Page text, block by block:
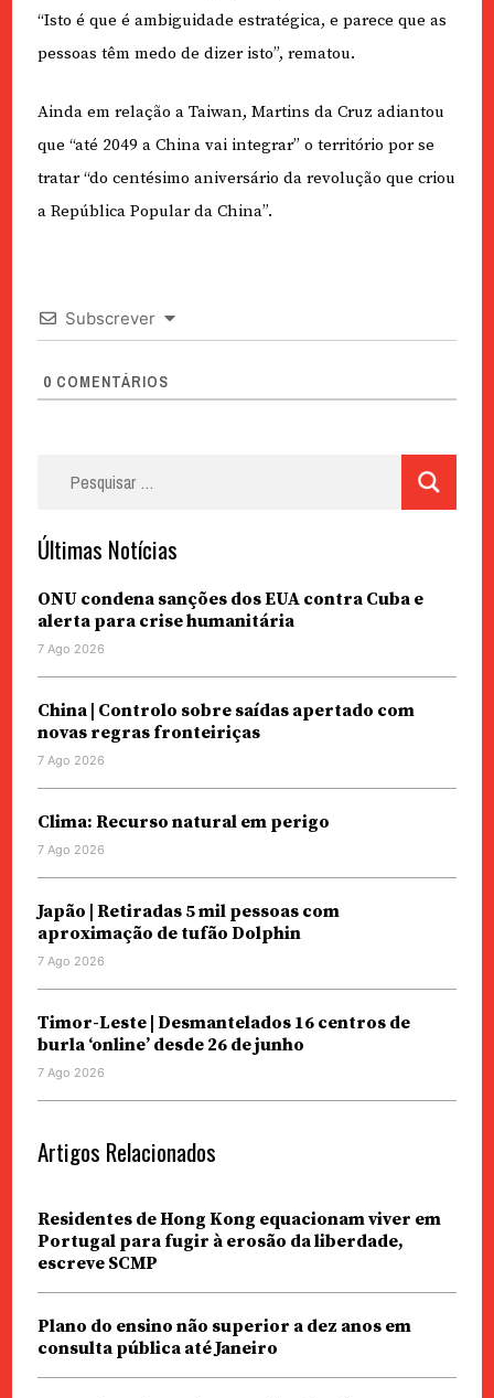
“Isto é que é ambiguidade estratégica, e parece que as
pessoas têm medo de dizer isto”, rematou.
Ainda em relação a Taiwan, Martins da Cruz adiantou
que “até 2049 a China vai integrar” o território por se
tratar “do centésimo aniversário da revolução que criou
a República Popular da China”.
Subscrever
0 COMENTÁRIOS
Últimas Notícias
ONU condena sanções dos EUA contra Cuba e
alerta para crise humanitária
7 Ago 2026
China | Controlo sobre saídas apertado com
novas regras fronteiriças
7 Ago 2026
Clima: Recurso natural em perigo
7 Ago 2026
Japão | Retiradas 5 mil pessoas com
aproximação de tufão Dolphin
7 Ago 2026
Timor-Leste | Desmantelados 16 centros de
burla ‘online’ desde 26 de junho
7 Ago 2026
Artigos Relacionados
Residentes de Hong Kong equacionam viver em
Portugal para fugir à erosão da liberdade,
escreve SCMP
Plano do ensino não superior a dez anos em
consulta pública até Janeiro